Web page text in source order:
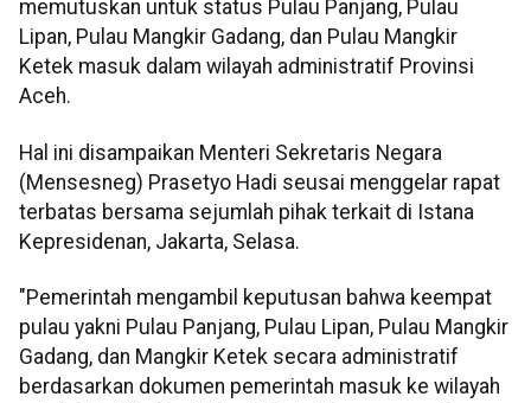
memutuskan untuk status Pulau Panjang, Pulau
Lipan, Pulau Mangkir Gadang, dan Pulau Mangkir
Ketek masuk dalam wilayah administratif Provinsi
Aceh.
Hal ini disampaikan Menteri Sekretaris Negara
(Mensesneg) Prasetyo Hadi seusai menggelar rapat
terbatas bersama sejumlah pihak terkait di Istana
Kepresidenan, Jakarta, Selasa.
"Pemerintah mengambil keputusan bahwa keempat
pulau yakni Pulau Panjang, Pulau Lipan, Pulau Mangkir
Gadang, dan Mangkir Ketek secara administratif
berdasarkan dokumen pemerintah masuk ke wilayah